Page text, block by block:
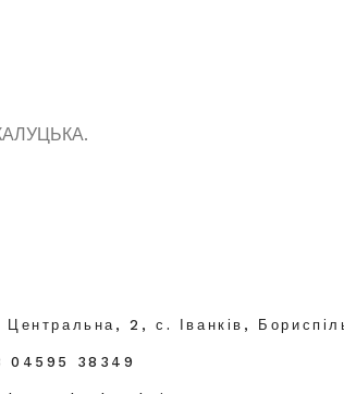
Центральна, 2, с. Іванків,
04595 38349